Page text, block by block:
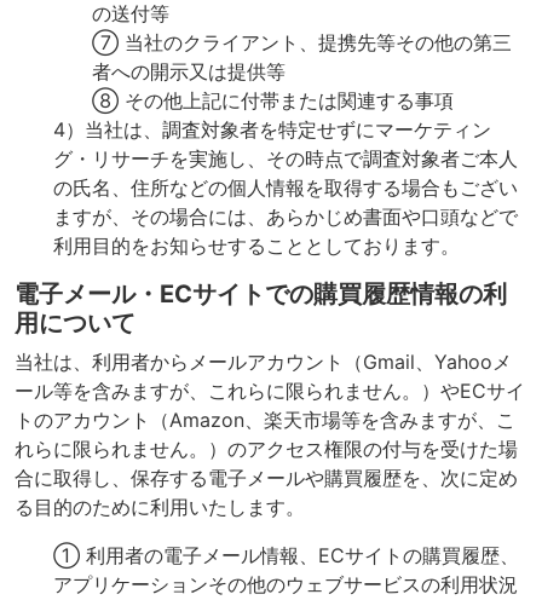
の送付等
⑦ 当社のクライアント、提携先等その他の第三
者への開示又は提供等
⑧ その他上記に付帯または関連する事項
4）当社は、調査対象者を特定せずにマーケティン
グ・リサーチを実施し、その時点で調査対象者ご本人
の氏名、住所などの個人情報を取得する場合もござい
ますが、その場合には、あらかじめ書面や口頭などで
利用目的をお知らせすることとしております。
電子メール・ECサイトでの購買履歴情報の利
用について
当社は、利用者からメールアカウント（Gmail、Yahooメ
ール等を含みますが、これらに限られません。）やECサイ
トのアカウント（Amazon、楽天市場等を含みますが、こ
れらに限られません。）のアクセス権限の付与を受けた場
合に取得し、保存する電子メールや購買履歴を、次に定め
る目的のために利用いたします。
① 利用者の電子メール情報、ECサイトの購買履歴、
アプリケーションその他のウェブサービスの利用状況